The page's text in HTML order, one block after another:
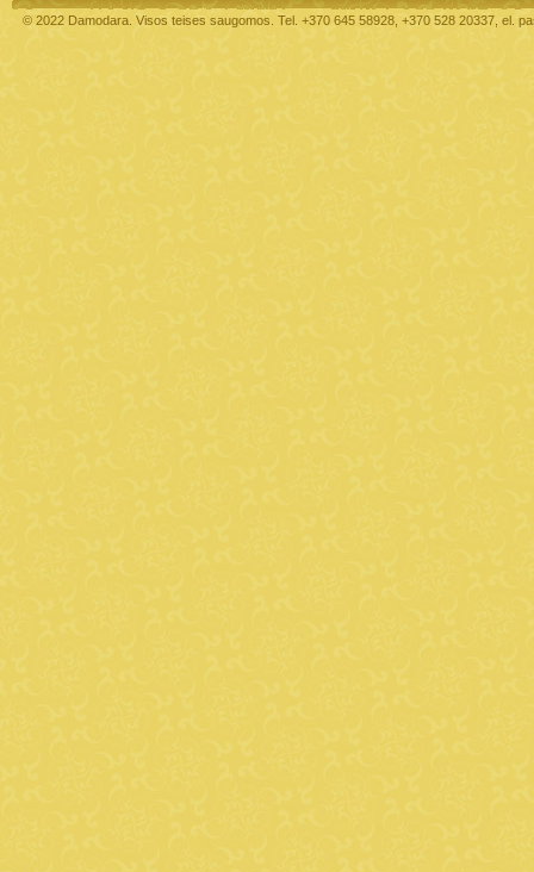
© 2022 Damodara. Visos teises saugomos. Tel. +370 645 58928, +370 528 20337, el.